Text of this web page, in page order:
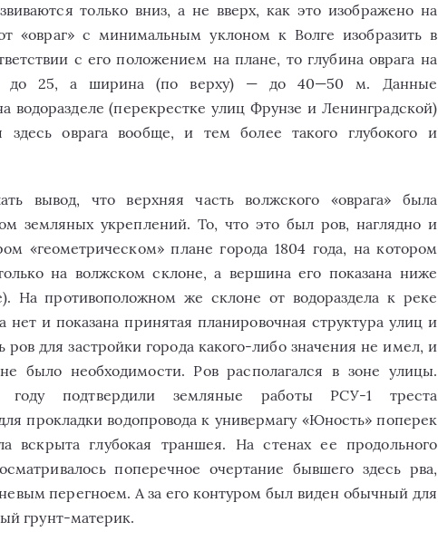
только вниз, а не вверх, как это изображено на
«овраг» с минимальным уклоном к Волге изобразить в
с его положением на плане, то глубина оврага на
до 25, а ширина (по верху) — до 40—50 м. Данные
водоразделе (перекрестке улиц Фрунзе и Ленинградской)
здесь оврага вообще, и тем более такого глубокого и
вывод, что верхняя часть волжского «оврага» была
земляных укреплений. То, что это был ров, наглядно и
«геометрическом» плане города 1804 года, на котором
на волжском склоне, а вершина его показана ниже
На противоположном же склоне от водораздела к реке
нет и показана принятая планировочная структура улиц и
ров для застройки города какого-либо значения не имел, и
было необходимости. Ров располагался в зоне улицы.
подтвердили земляные работы РСУ-1 треста
прокладки водопровода к универмагу «Юность» поперек
вскрыта глубокая траншея. На стенах ее продольного
поперечное очертание бывшего здесь рва,
перегноем. А за его контуром был виден обычный для
грунт-материк.